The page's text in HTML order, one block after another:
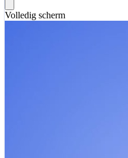
Volledig scherm